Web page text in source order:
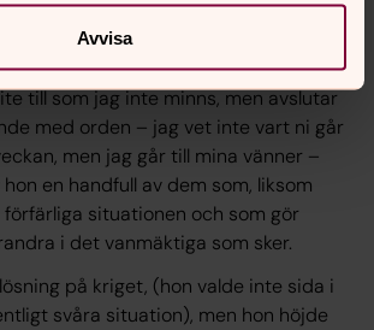
Avvisa
humanitär hjälp alls kommer in i
till som jag inte minns, men avslutar
med orden – jag vet inte vart ni går
men jag går till mina vänner –
en handfull av dem som, liksom
förfärliga situationen och som gör
i det vanmäktiga som sker.
på kriget, (hon valde inte sida i
svåra situation), men hon höjde